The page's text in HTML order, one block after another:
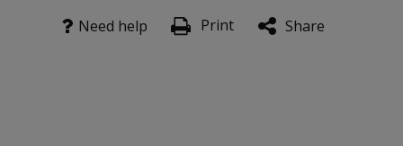
Need help Print Share